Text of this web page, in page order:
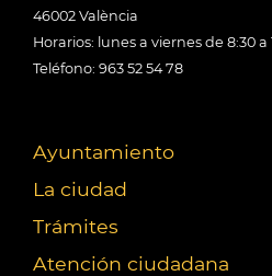
46002 València
Horarios: lunes a viernes de 8:30 a
Teléfono: 963 52 54 78
Ayuntamiento
La ciudad
Trámites
Atención ciudadana